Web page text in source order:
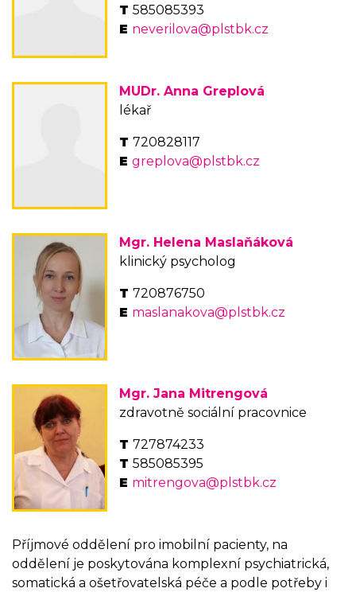
585085393
neverilova@plstbk.cz
MUDr. Anna Greplová
lékař
720828117
greplova@plstbk.cz
Mgr. Helena Maslaňáková
klinický psycholog
720876750
maslanakova@plstbk.cz
Mgr. Jana Mitrengová
zdravotně sociální pracovnice
727874233
585085395
mitrengova@plstbk.cz
Příjmové oddělení pro imobilní pacienty, na
oddělení je poskytována komplexní psychiatrická,
somatická a ošetřovatelská péče a podle potřeby i